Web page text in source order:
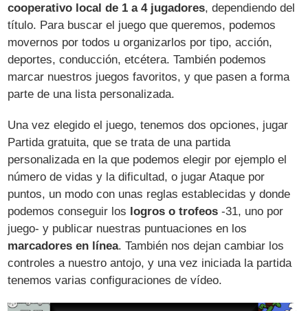
cooperativo local de 1 a 4 jugadores, dependiendo del
título. Para buscar el juego que queremos, podemos
movernos por todos u organizarlos por tipo, acción,
deportes, conducción, etcétera. También podemos
marcar nuestros juegos favoritos, y que pasen a forma
parte de una lista personalizada.
Una vez elegido el juego, tenemos dos opciones, jugar
Partida gratuita, que se trata de una partida
personalizada en la que podemos elegir por ejemplo el
número de vidas y la dificultad, o jugar Ataque por
puntos, un modo con unas reglas establecidas y donde
podemos conseguir los logros o trofeos -31, uno por
juego- y publicar nuestras puntuaciones en los
marcadores en línea. También nos dejan cambiar los
controles a nuestro antojo, y una vez iniciada la partida
tenemos varias configuraciones de vídeo.